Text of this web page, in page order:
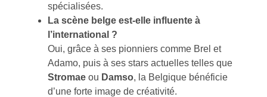
spécialisées.
La scène belge est-elle influente à
l’international ?
Oui, grâce à ses pionniers comme Brel et
Adamo, puis à ses stars actuelles telles que
Stromae ou Damso, la Belgique bénéficie
d’une forte image de créativité.